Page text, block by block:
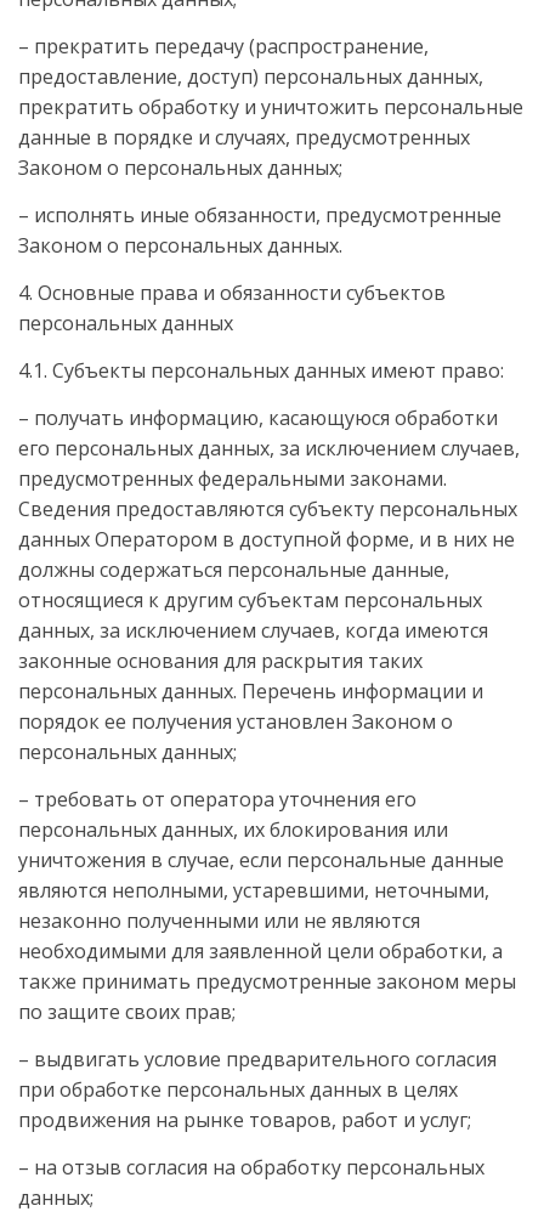
– прекратить передачу (распространение,
предоставление, доступ) персональных данных,
прекратить обработку и уничтожить персональные
данные в порядке и случаях, предусмотренных
Законом о персональных данных;
– исполнять иные обязанности, предусмотренные
Законом о персональных данных.
4. Основные права и обязанности субъектов
персональных данных
4.1. Субъекты персональных данных имеют право:
– получать информацию, касающуюся обработки
его персональных данных, за исключением случаев,
предусмотренных федеральными законами.
Сведения предоставляются субъекту персональных
данных Оператором в доступной форме, и в них не
должны содержаться персональные данные,
относящиеся к другим субъектам персональных
данных, за исключением случаев, когда имеются
законные основания для раскрытия таких
персональных данных. Перечень информации и
порядок ее получения установлен Законом о
персональных данных;
– требовать от оператора уточнения его
персональных данных, их блокирования или
уничтожения в случае, если персональные данные
являются неполными, устаревшими, неточными,
незаконно полученными или не являются
необходимыми для заявленной цели обработки, а
также принимать предусмотренные законом меры
по защите своих прав;
– выдвигать условие предварительного согласия
при обработке персональных данных в целях
продвижения на рынке товаров, работ и услуг;
– на отзыв согласия на обработку персональных
данных;